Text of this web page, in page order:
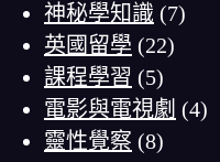
神秘學知識 (7)
英國留學 (22)
課程學習 (5)
電影與電視劇 (4)
靈性覺察 (8)